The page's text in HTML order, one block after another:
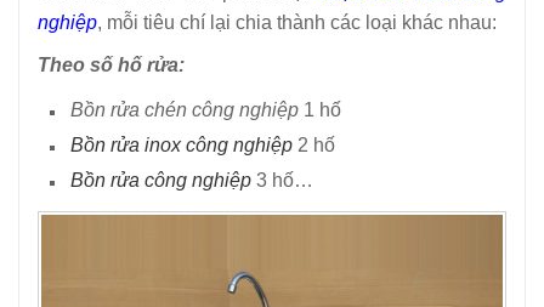
nghiệp, mỗi tiêu chí lại chia thành các loại khác nhau:
Theo số hố rửa:
Bồn rửa chén công nghiệp 1 hố
Bồn rửa inox công nghiệp 2 hố
Bồn rửa công nghiệp 3 hố…